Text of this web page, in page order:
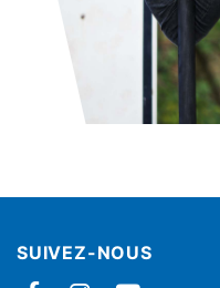
SUIVEZ-NOUS